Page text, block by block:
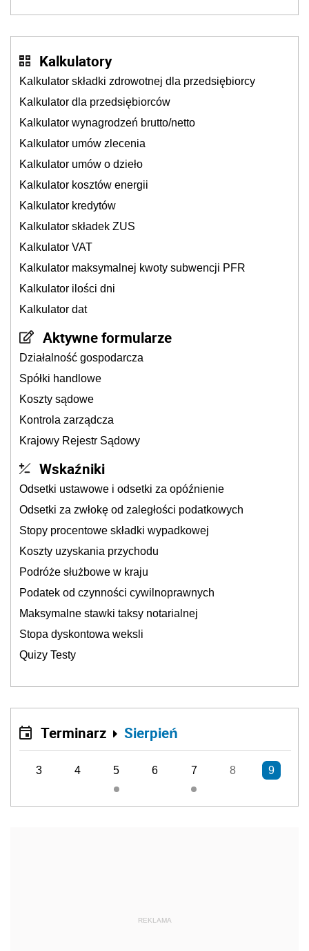
Kalkulatory
Kalkulator składki zdrowotnej dla przedsiębiorcy
Kalkulator dla przedsiębiorców
Kalkulator wynagrodzeń brutto/netto
Kalkulator umów zlecenia
Kalkulator umów o dzieło
Kalkulator kosztów energii
Kalkulator kredytów
Kalkulator składek ZUS
Kalkulator VAT
Kalkulator maksymalnej kwoty subwencji PFR
Kalkulator ilości dni
Kalkulator dat
Aktywne formularze
Działalność gospodarcza
Spółki handlowe
Koszty sądowe
Kontrola zarządcza
Krajowy Rejestr Sądowy
Wskaźniki
Odsetki ustawowe i odsetki za opóźnienie
Odsetki za zwłokę od zaległości podatkowych
Stopy procentowe składki wypadkowej
Koszty uzyskania przychodu
Podróże służbowe w kraju
Podatek od czynności cywilnoprawnych
Maksymalne stawki taksy notarialnej
Stopa dyskontowa weksli
Quizy Testy
Terminarz Sierpień
3 4 5 6 7 8 9
REKLAMA